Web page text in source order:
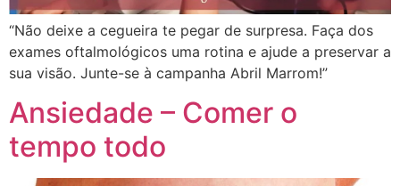
“Não deixe a cegueira te pegar de surpresa. Faça dos
exames oftalmológicos uma rotina e ajude a preservar a
sua visão. Junte-se à campanha Abril Marrom!”
Ansiedade – Comer o
tempo todo